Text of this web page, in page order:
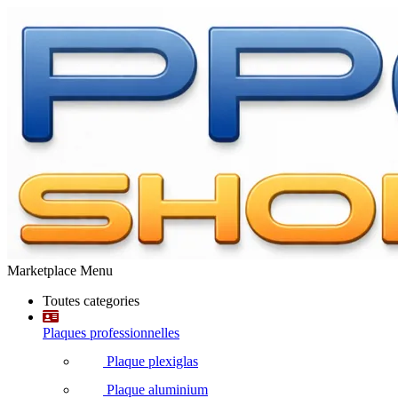
Marketplace Menu
Toutes categories
Plaques professionnelles
Plaque plexiglas
Plaque aluminium